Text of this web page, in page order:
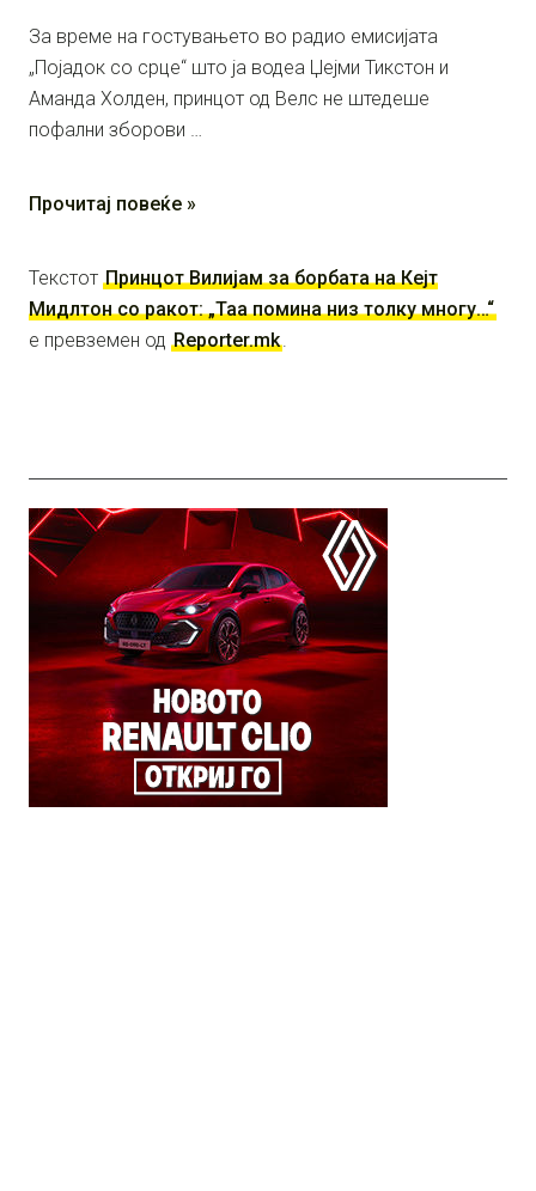
За време на гостувањето во радио емисијата
„Појадок со срце“ што ја водеа Џејми Тикстон и
Аманда Холден, принцот од Велс не штедеше
пофални зборови …
Прочитај повеќе »
Текстот Принцот Вилијам за борбата на Кејт
Мидлтон со ракот: „Таа помина низ толку многу…“
е превземен од Reporter.mk.